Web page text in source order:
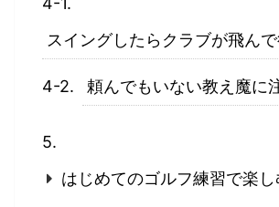
スイングしたらクラブが飛ん
頼んでもいない教え魔に
はじめてのゴルフ練習で楽し